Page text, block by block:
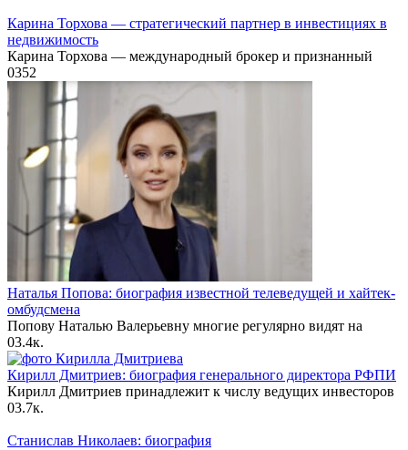
Карина Торхова — стратегический партнер в инвестициях в
недвижимость
Карина Торхова — международный брокер и признанный
0352
Наталья Попова: биография известной телеведущей и хайтек-
омбудсмена
Попову Наталью Валерьевну многие регулярно видят на
03.4к.
Кирилл Дмитриев: биография генерального директора РФПИ
Кирилл Дмитриев принадлежит к числу ведущих инвесторов
03.7к.
Станислав Николаев: биография